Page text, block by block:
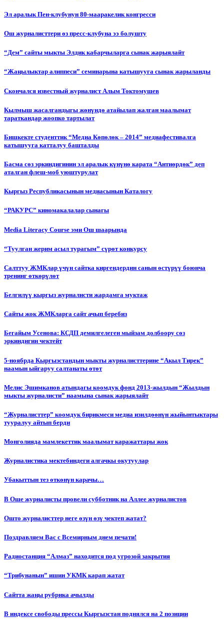
Эл аралык Пен-клубунун 80-мааракелик конгресси
Ош журналисттери өз пресс-клубуна ээ болушту
“Дем” сайты мыкты Элдик кабарчыларга сынак жарыялайт
“Жаңылыктар алиппеси” семинарына катышууга сынак жарыланды
Cкончался известный журналист Алым Токтомушев
Кылмыш жасалгандыгы жөнүндө атайылап жалган маалымат
тараткандар жоопко тартылат
Бишкекте студенттик “Медиа Көпөлөк – 2014” медиафестивалга
катышууга катталуу башталды
Басма сөз эркиндигинин эл аралык күнүнө карата “Антиөрдөк” деп
аталган флеш-моб уюштурулат
Кыргыз Республикасынын медиасынын Каталогу
“РАКУРС” киномакалалар сынагы
Media Literacy Сourse эми Ош шаарында
“Туулган жерим асыл турагым” сүрөт конкурсу
Салттуу ЖМКлар үчүн сайтка киргендердин санын өстүрүү боюнча
тренинг өткөрүлөт
Белгилүү кыргыз журналисти жардамга муктаж
Сайты жок ЖМКларга сайт ачып беребиз
Бегайым Усенова: КСДП демилгелеген мыйзам долбоору сөз
эркиндигин чектейт
5-ноябрда Кыргызстандын мыкты журналисттерине “Акыл Тирек”
наамын ыйгаруу салтанаты өтөт
Мелис Эшимканов атындагы коомдук фонд 2013-жылдын “Жылдын
мыкты журналисти” наамына сынак жарыялайт
“Журналисттер” коомдук бирикмеси медиа изилдөөнүн жыйынтыктары
тууралуу айтып берди
Монголияда мамлекеттик маалымат каражаттары жок
Журналистика мектебиндеги алгачкы окутуулар
Убакыттын тез өткөнүн карачы…
В Оше журналисты провели субботник на Аллее журналистов
Ошто журналисттер неге өзүн өзү чектеп жатат?
Поздравляем Вас с Всемирным днем печати!
Радиостанция “Алмаз” находится под угрозой закрытия
“Трибунанын” ишин УКМК карап жатат
Сайтта жаңы рубрика ачылды
В индексе свободы прессы Кыргызстан поднялся на 2 позиции